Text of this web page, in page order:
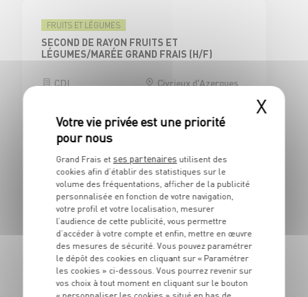
FRUITS ET LÉGUMES
SECOND DE RAYON FRUITS ET
LÉGUMES/MARÉE GRAND FRAIS (H/F)
CDI
Civrieux d'Azergues
CAISSE
CAISSIER CENTRAL / ADJOINT
RESPONSABLE DE CAISSE - H/F
CDI
Civrieux d'Azergues
(69)
BOUCHERIE
X
Grand Frais et ses partenaires utilisent des
cookies afin d’établir des statistiques sur le
volume des fréquentations, afficher de la publicité
personnalisée en fonction de votre navigation,
votre profil et votre localisation, mesurer
l’audience de cette publicité, vous permettre
d’accéder à votre compte et enfin, mettre en œuvre
des mesures de sécurité. Vous pouvez paramétrer
le dépôt des cookies en cliquant sur « Paramétrer
les cookies » ci-dessous. Vous pourrez revenir sur
vos choix à tout moment en cliquant sur le bouton